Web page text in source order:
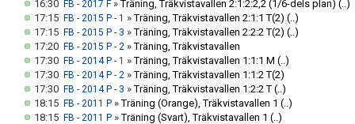
16:30 FB - 2017 F»Träning, Träkvistavallen 2:1:2:2,2 (1/6-dels plan) (..)
17:15 FB - 2015 P - 1 »Träning, Träkvistavallen 2:1:1 T(2) (..)
17:15 FB - 2015 P - 3 »Träning, Träkvistavallen 2:2:2 T(2) (..)
17:20 FB - 2015 P - 2 »Träning, Träkvistavallen
17:30 FB - 2014 P - 1 »Träning, Träkvistavallen 1:1:1 M (..)
17:30 FB - 2014 P - 2 »Träning, Träkvistavallen 1:1:2 T(2)
17:30 FB - 2014 P - 3 »Träning, Träkvistavallen 1:2:2 T (..)
18:15 FB - 2011 P »Träning (Orange), Träkvistavallen 1 (..)
18:15 FB - 2011 P »Träning (Svart), Träkvistavallen 1 (..)